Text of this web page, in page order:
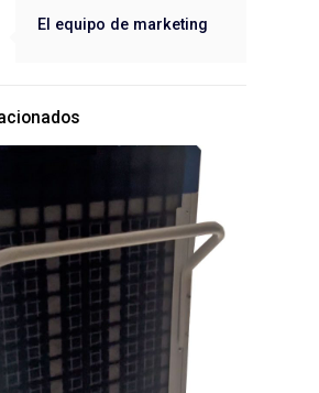
El equipo de marketing